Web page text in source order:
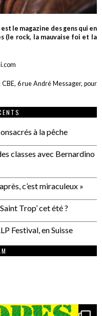
le magazine des gens qui en
(le rock, la mauvaise foi et la
6 rue André Messager, pour
à la pêche
classes avec Bernardino
c’est miraculeux »
Trop’ cet été ?
Festival, en Suisse